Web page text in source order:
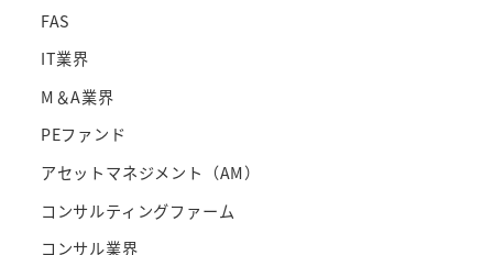
FAS
IT業界
M＆A業界
PEファンド
アセットマネジメント（AM）
コンサルティングファーム
コンサル業界